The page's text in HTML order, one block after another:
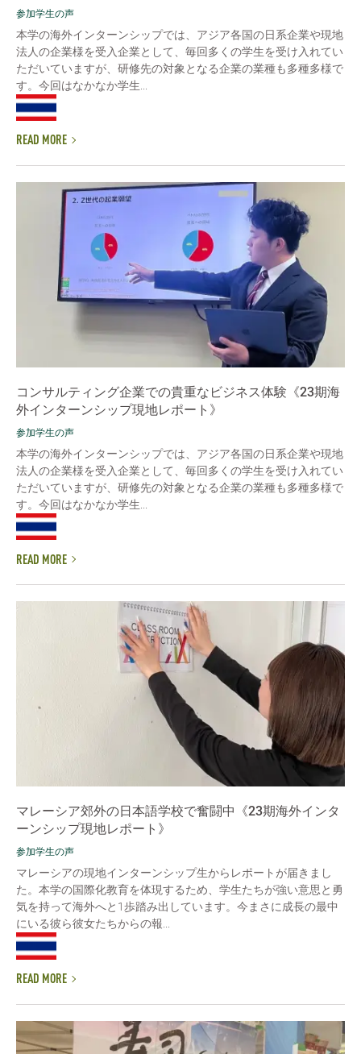
参加学生の声
本学の海外インターンシップでは、アジア各国の日系企業や現地
法人の企業様を受入企業として、毎回多くの学生を受け入れてい
ただいていますが、研修先の対象となる企業の業種も多種多様で
す。今回はなかなか学生...
READ MORE
コンサルティング企業での貴重なビジネス体験《23期海
外インターンシップ現地レポート》
参加学生の声
本学の海外インターンシップでは、アジア各国の日系企業や現地
法人の企業様を受入企業として、毎回多くの学生を受け入れてい
ただいていますが、研修先の対象となる企業の業種も多種多様で
す。今回はなかなか学生...
READ MORE
マレーシア郊外の日本語学校で奮闘中《23期海外インタ
ーンシップ現地レポート》
参加学生の声
マレーシアの現地インターンシップ生からレポートが届きまし
た。本学の国際化教育を体現するため、学生たちが強い意思と勇
気を持って海外へと1歩踏み出しています。今まさに成長の最中
にいる彼ら彼女たちからの報...
READ MORE